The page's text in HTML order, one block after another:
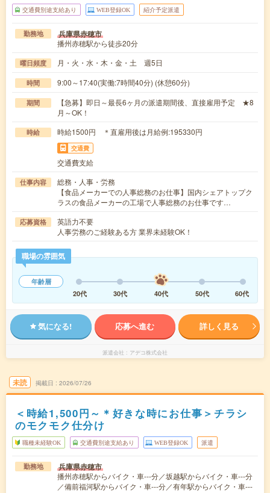
交通費別途支給あり WEB登録OK 紹介予定派遣
勤務地 兵庫県赤穂市
播州赤穂駅から徒歩20分
曜日頻度 月・火・水・木・金・土 週5日
時間 9:00～17:40(実働:7時間40分) (休憩60分)
期間
【急募】即日～最長6ヶ月の派遣期間後、直接雇用予定 ★8
月～OK！
時給 時給1500円 ＊直雇用後は月給例:195330円
交通費
交通費支給
仕事内容
総務・人事・労務
【食品メーカーでの人事総務のお仕事】国内シェアトップク
ラスの食品メーカーの工場で人事総務のお仕事です…
応募資格
英語力不要
人事労務のご経験ある方 業界未経験OK！
職場の雰囲気
年齢層
20代
30代 40代 50代 60代
気になる! 応募へ進む 詳しく見る
派遣会社 アデコ株式会社
未読 掲載日 2026/07/26
＜時給1,500円～＊好きな時にお仕事＞チラシ
のモクモク仕分け
職種未経験OK 交通費別途支給あり WEB登録OK 派遣
勤務地 兵庫県赤穂市
播州赤穂駅からバイク・車---分／坂越駅からバイク・車---分
／備前福河駅からバイク・車---分／有年駅からバイク・車---